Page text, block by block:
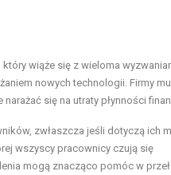
wiąże się z wieloma
nowych technologii. Firmy
się na utraty płynności
zwłaszcza jeśli dotyczą ich
wszyscy pracownicy czują się
mogą znacząco pomóc w